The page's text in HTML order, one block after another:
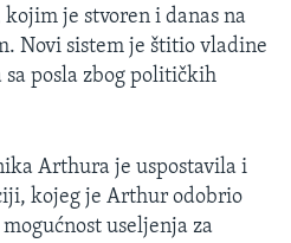
je stvoren i danas na
Novi sistem je štitio vladine
posla zbog političkih
Arthura je uspostavila i
kojeg je Arthur odobrio
useljenja za